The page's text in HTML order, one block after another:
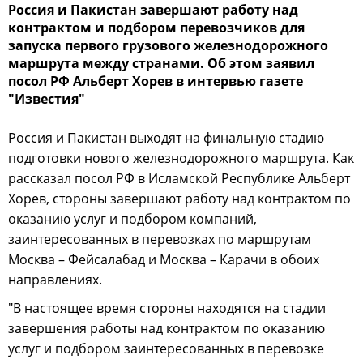
Россия и Пакистан завершают работу над
контрактом и подбором перевозчиков для
запуска первого грузового железнодорожного
маршрута между странами. Об этом заявил
посол РФ Альберт Хорев в интервью газете
"Известия"
Россия и Пакистан выходят на финальную стадию
подготовки нового железнодорожного маршрута. Как
рассказал посол РФ в Исламской Республике Альберт
Хорев, стороны завершают работу над контрактом по
оказанию услуг и подбором компаний,
заинтересованных в перевозках по маршрутам
Москва – Фейсалабад и Москва – Карачи в обоих
направлениях.
"В настоящее время стороны находятся на стадии
завершения работы над контрактом по оказанию
услуг и подбором заинтересованных в перевозке